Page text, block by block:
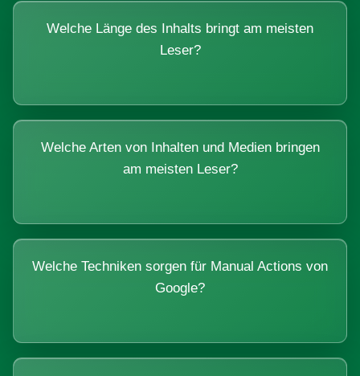
Welche Länge des Inhalts bringt am meisten
Leser?
Welche Arten von Inhalten und Medien bringen
am meisten Leser?
Welche Techniken sorgen für Manual Actions von
Google?